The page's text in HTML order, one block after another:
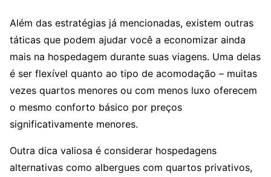
Além das estratégias já mencionadas, existem outras
táticas que podem ajudar você a economizar ainda
mais na hospedagem durante suas viagens. Uma delas
é ser flexível quanto ao tipo de acomodação – muitas
vezes quartos menores ou com menos luxo oferecem
o mesmo conforto básico por preços
significativamente menores.
Outra dica valiosa é considerar hospedagens
alternativas como albergues com quartos privativos,